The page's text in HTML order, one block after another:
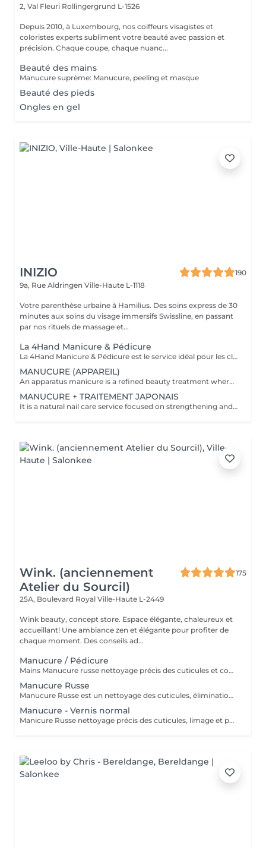
2, Val Fleuri Rollingergrund L-1526
Depuis 2010, à Luxembourg, nos coiffeurs visagistes et
coloristes experts subliment votre beauté avec passion et
précision. Chaque coupe, chaque nuanc...
Beauté des mains
Manucure suprème: Manucure, peeling et masque
Beauté des pieds
Ongles en gel
INIZIO
190
9a, Rue Aldringen Ville-Haute L-1118
Votre parenthèse urbaine à Hamilius. Des soins express de 30
minutes aux soins du visage immersifs Swissline, en passant
par nos rituels de massage et...
La 4Hand Manicure & Pédicure
La 4Hand Manicure & Pédicure est le service idéal pour les clients qui apprécient le temps, l'efficacité et l'indulgence. Profitez d'une manucure et d'une pédicure complètes en même temps, réalisées par deux esthéticiennes travaillant en parallèle. Pendant qu'une technicienne modèle vos ongles et chouchoute vos mains, l'autre prend soin de vos pieds avec un gommage, un soin des callosités, un massage et une pose de vernis. Cette expérience fluide de 2 heures offre un fini parfait de salon en une seule visite, vous faisant gagner du temps et maximisant votre confort. Veuillez sélectionner les options suivantes
MANUCURE (APPAREIL)
An apparatus manicure is a refined beauty treatment where gentle electric tools are used to shape and polish your nails, giving them a smooth and flawless finish. This technique offers precision and care, helping reveal your nails' natural beauty while ensuring a soft, elegant look. The process feels modern yet gentle, often leaving your hands and nails looking polished and perfectly groomed with a subtle shine that enhances your overall elegance
MANUCURE + TRAITEMENT JAPONAIS
It is a natural nail care service focused on strengthening and nourishing nails using traditional Japanese techniques. The treatment involves gentle cuticle care, nail shaping, and buffing, followed by the application of a special nutrient-rich paste containing ingredients like vitamins A and E, keratin, bee pollen, and silica from the Japanese sea. This paste is massaged into the nails and sealed with a protective powder, resulting in strong, healthy nails with a natural, pearly shine. The treatment is chemical-free, ideal for brittle or damaged nails, and enhances nail health without polish
Wink. (anciennement
Atelier du Sourcil)
175
25A, Boulevard Royal Ville-Haute L-2449
Wink beauty, concept store. Espace élégante, chaleureux et
accueillant! Une ambiance zen et élégante pour profiter de
chaque moment. Des conseils ad...
Manucure / Pédicure
Mains Manucure russe nettoyage précis des cuticules et contour des ongles. Application d'un vernis semi-permanent qui dure 3 à 4 semaines. Résultat naturel, brillant et résistant aux chocs. Pieds Retrait des cuticules, limage et polissage des ongles. Application de la base semi-permanent : protège l'ongle naturel et favorise l'adhérence. Application de la couleur semi-permanent : couche uniforme pour une finition parfaite.
Manucure Russe
Manucure Russe est un nettoyage des cuticules, élimination douce mais complète des cuticules et des peaux mortes autour de l'ongle. Limage et polissage de l'ongle.
Manucure - Vernis normal
Manicure Russe nettoyage précis des cuticules, limage et polissage de l'ongle. Vernis classique appliqué sur l'ongle naturel. Rendu brillant, élégant.